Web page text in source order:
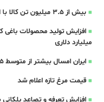
بیش از ۳.۵ میلیون تن کالا با اجرای «تقدم قبض انبار» وارد کشور شد
میلیارد دلاری
ایران امسال بیشتر از متوسط 5 ساله غله تولید می‌کند
قیمت مرغ تازه اعلام شد
افزایش تعرفه و تصاعد